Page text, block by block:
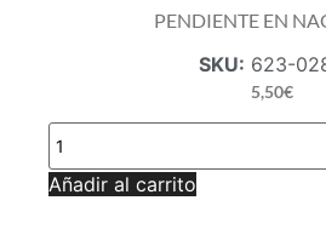
PENDIENTE EN
SKU: 623-
5,50€
PENDIENTE
EN
NACAR
AG
Añadir al carrito